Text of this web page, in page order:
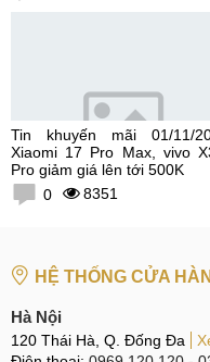
Tin khuyến mãi 01/11/
Xiaomi 17 Pro Max, vivo
Pro giảm giá lên tới 500K
0
8351
HỆ THỐNG CỬA
Hà Nội
120 Thái Hà, Q. Đống Đa